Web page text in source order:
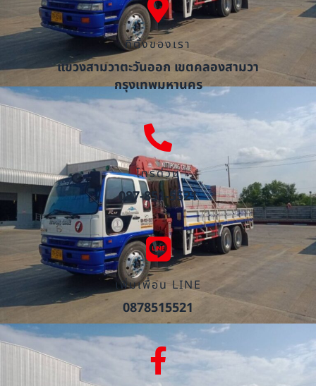
ที่ตั้งของเรา
แขวงสามวาตะวันออก เขตคลองสามวา
กรุงเทพมหานคร
โทรด่วน
087-851-5521
เพิ่มเพื่อน LINE
0878515521